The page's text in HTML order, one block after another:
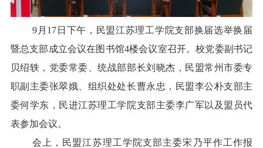
9月17日下午，民盟江苏理工学院支部换届选举换届
暨总支部成立会议在图书馆4楼会议室召开。校党委副书记
贝绍轶，党委常委、统战部部长刘晓杰，民盟常州市委专
职副主委张翠娥、组织处处长曹永忠，民盟李公朴支部主
委何学东，民进江苏理工学院支部主委李广军以及盟员代
表参加会议。
会上，民盟江苏理工学院支部主委宋乃平作工作报